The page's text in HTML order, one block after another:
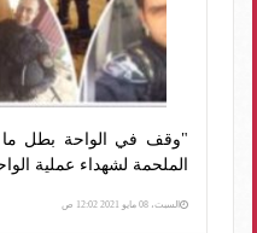
"وقف في الواحة بطل ما
الملحمة لشهداء عملية
السبت، 08 مايو 2021 12:02 ص